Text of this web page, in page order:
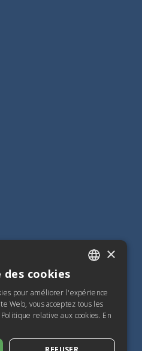
SPANISH
FRENCH
ENGLISH
×
des cookies
pour améliorer l'expérience
Web, vous acceptez tous les
relative aux cookies. En